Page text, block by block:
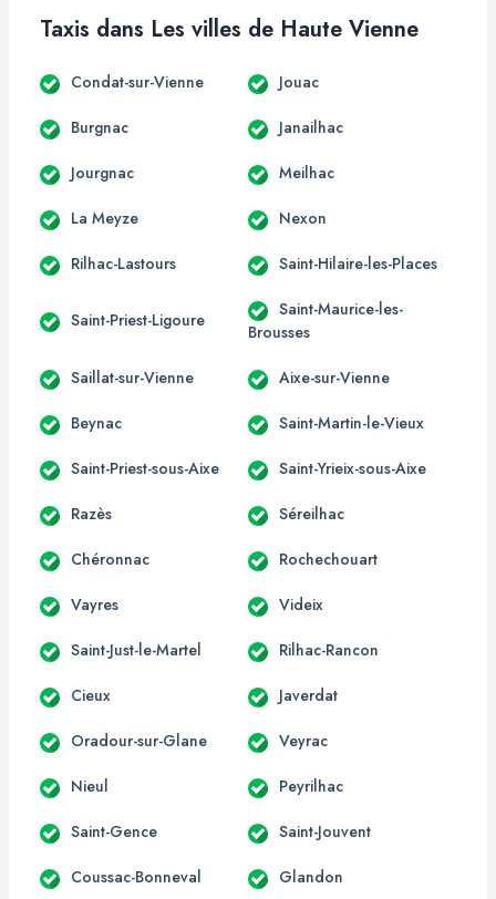
Taxis dans Les villes de Haute Vienne
Condat-sur-Vienne Jouac
Burgnac Janailhac
Jourgnac Meilhac
La Meyze Nexon
Rilhac-Lastours Saint-Hilaire-les-Places
Saint-Priest-Ligoure
Saint-Maurice-les-
Brousses
Saillat-sur-Vienne Aixe-sur-Vienne
Beynac Saint-Martin-le-Vieux
Saint-Priest-sous-Aixe Saint-Yrieix-sous-Aixe
Razès Séreilhac
Chéronnac Rochechouart
Vayres Videix
Saint-Just-le-Martel Rilhac-Rancon
Cieux Javerdat
Oradour-sur-Glane Veyrac
Nieul Peyrilhac
Saint-Gence Saint-Jouvent
Coussac-Bonneval Glandon